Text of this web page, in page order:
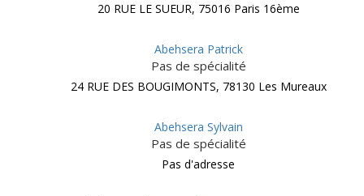
20 RUE LE SUEUR, 75016 Paris 16ème
Abehsera Patrick
Pas de spécialité
24 RUE DES BOUGIMONTS, 78130 Les Mureaux
Abehsera Sylvain
Pas de spécialité
Pas d'adresse